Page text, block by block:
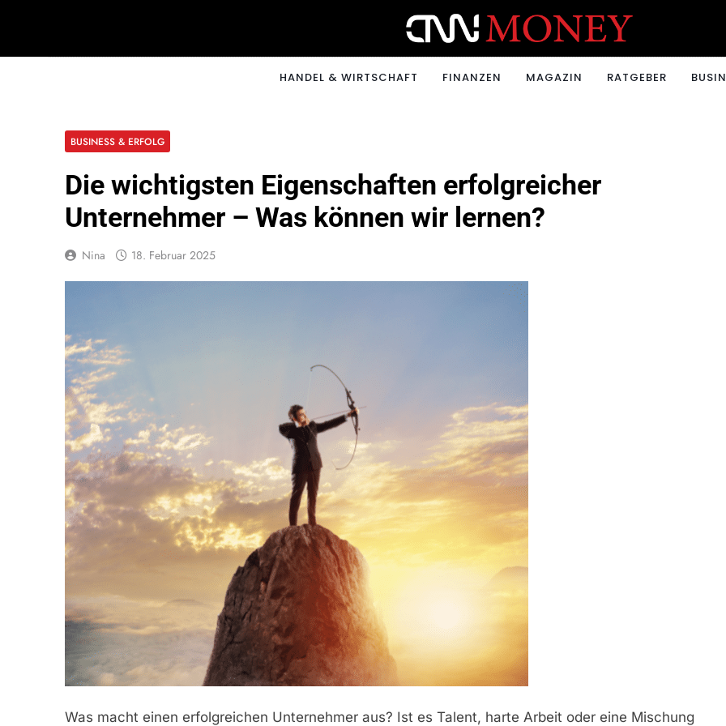
CNNMONEY.CH
HANDEL & WIRTSCHAFT FINANZEN MAGAZIN RATGEBER
BUSINESS & ERFOLG
Die wichtigsten Eigenschaften erfolgreicher
Unternehmer – Was können wir lernen?
Nina 18. Februar 2025
Was macht einen erfolgreichen Unternehmer aus? Ist es Talent, harte Arbeit oder eine Mischung